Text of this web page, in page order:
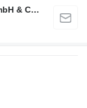
EGC Parts Baumaschinen Demontagen GmbH & Co. KG